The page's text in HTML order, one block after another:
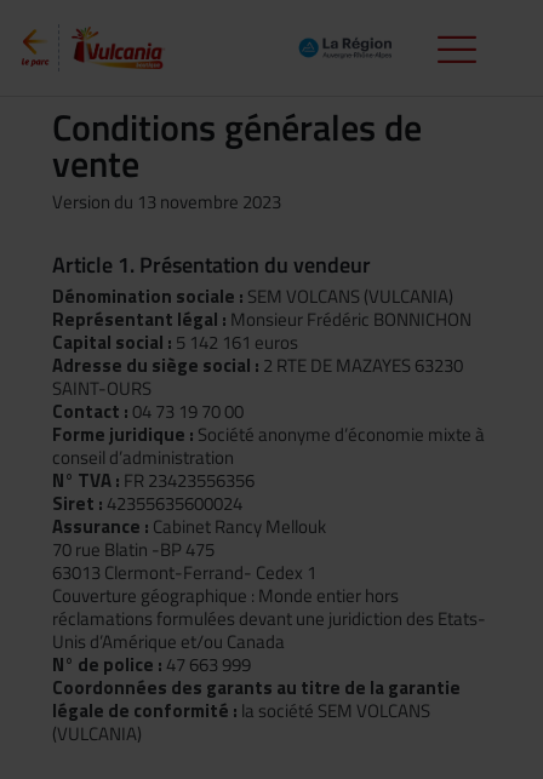
Conditions générales de
vente
Version du 13 novembre 2023
Article 1. Présentation du vendeur
Dénomination sociale : SEM VOLCANS (VULCANIA)
Représentant légal : Monsieur Frédéric BONNICHON
Capital social : 5 142 161 euros
Adresse du siège social : 2 RTE DE MAZAYES 63230
SAINT-OURS
Contact : 04 73 19 70 00
Forme juridique : Société anonyme d’économie mixte à
conseil d’administration
N° TVA : FR 23423556356
Siret : 42355635600024
Assurance : Cabinet Rancy Mellouk
70 rue Blatin -BP 475
63013 Clermont-Ferrand- Cedex 1
Couverture géographique : Monde entier hors
réclamations formulées devant une juridiction des Etats-
Unis d’Amérique et/ou Canada
N° de police : 47 663 999
Coordonnées des garants au titre de la garantie
légale de conformité : la société SEM VOLCANS
(VULCANIA)